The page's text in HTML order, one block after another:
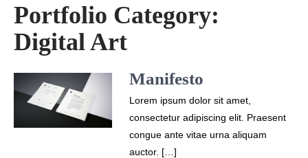
Portfolio Category:
Digital Art
Manifesto
Lorem ipsum dolor sit amet,
consectetur adipiscing elit. Praesent
congue ante vitae urna aliquam
auctor. […]